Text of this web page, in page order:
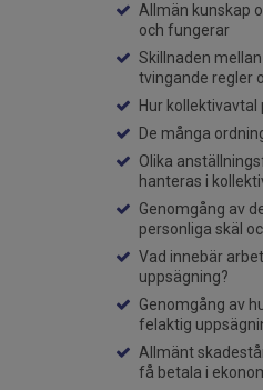
Allmän kunskap
och fungerar
Skillnaden
tvingande regler
Hur
De många
Olika
hanteras i
Genomgång av
personliga skäl
Vad innebär
uppsägning?
Genomgång av
felaktig
Allmänt
få betala i